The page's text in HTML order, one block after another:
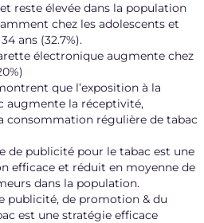
reste élevée dans la population
chez les adolescents et
ans (32.7%).
électronique augmente chez
que l’exposition à la
augmente la réceptivité,
consommation régulière de tabac
de publicité pour le tabac est une
efficace et réduit en moyenne de
dans la population.
publicité, de promotion & du
est une stratégie efficace